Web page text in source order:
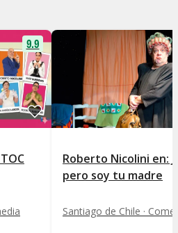
9.9
Roberto Nicolini en:
pero soy tu madre
Santiago de Chile ·